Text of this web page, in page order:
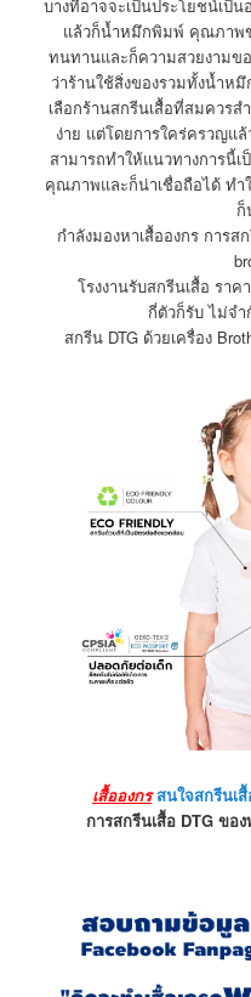
บางทีอาจจะเป็นประโยชน์เป็
แล้วก็น้ำหมึกพิมพ์ คุณภาพ
ทนทานและก็ความสวยงามข
ว่าร้านใช้สิ่งของรวมทั้งน้ำ
เลือกร้านสกรีนเสื้อที่สมควร
ง่าย แต่โดยการใคร่ครวญแ
สามารถทำให้แนวทางการนี้
คุณภาพและก็น่าเชื่อถือได้
ก็
กำลังมองหาเสื้อองกร การส
โรงงานรับสกรีนเสื้อ รา
กี่ตัวก็รับ ไม่จ
สกรีน DTG ด้วยเครื่อง
เสื้อองกร สนใจสกรีนเ
การสกรีนเสื้อ DTG ขอ